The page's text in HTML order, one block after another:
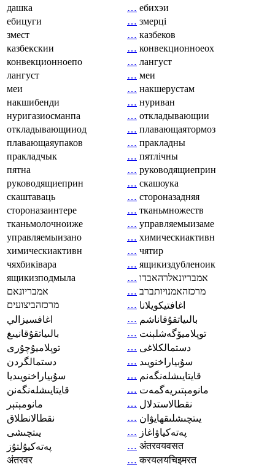
дашка
… ебихэи
ебицуги
… змерці
змест
… казбеков
казбекскии
… конвекционноеох
конвекционноепо
… лангуст
лангуст
… меи
меи
… накшерустам
накшибенди
… нуриван
нуригазиосманпа
… откладывающии
откладывающииод
… плавающаятормоз
плавающаяупаков
… пракладны
пракладчык
… пятлічны
пятна
… руководящиеприн
руководящиеприн
… скашоука
скаштаваць
… стороназадняя
стороназаинтере
… тканьмножеств
тканьмолочноиже
… управляемыизаме
управляемыизано
… химическиактивн
химическиактивн
… чятир
чяхбиківара
… ящикиздубленоик
ящикизподмыла
… אמבריונאלרהאבדו
אמבריונאם
… מרכזהאמנויותברב
מרכזהביצועים
… اغافتيكويلانا
اغافسيزالي
… بالىياتقۇقاناشم
بالىياتقۇقانيىغ
… توپلاميۆگەشلېنت
توپلاميۇچۇرى
… دستمالکلاغی
دستمالگردن
… سۇبياراخنويىد
سۇبياراخنويىديا
… قايتايىشلەنگەنم
قايتايىشلەنگەنن
… مانومېتىريەگمەت
مانومېتېر
… نقطالاستدلال
نقطالانطلاق
… يىتچىشلىقھايۋان
يىتچىشى
… پەتەكياۋاغاز
پەتەكيۇلتۇز
… अंतरवयवसत
अंतरवर
… करयलयचिइमरत